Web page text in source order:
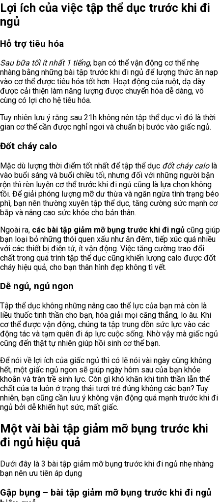
Lợi ích của việc tập thể dục trước khi đi
ngủ
Hỗ trợ tiêu hóa
Sau bữa tối ít nhất 1 tiếng, bạn có thể vận động cơ thể nhẹ
nhàng bằng những bài tập trước khi đi ngủ để lượng thức ăn nạp
vào cơ thể được tiêu hóa tốt hơn. Hoạt động của ruột, dạ dày
được cải thiện làm năng lượng được chuyển hóa dễ dàng, vô
cùng có lợi cho hệ tiêu hóa.
Tuy nhiên lưu ý rằng sau 21h không nên tập thể dục vì đó là thời
gian cơ thể cần được nghỉ ngơi và chuẩn bị bước vào giấc ngủ.
Đốt cháy calo
Mặc dù lượng thời điểm tốt nhất để tập thể dục đốt cháy calolà
vào buổi sáng và buổi chiều tối, nhưng đối với những người bận
rộn thì rèn luyện cơ thể trước khi đi ngủ cũng là lựa chọn không
tồi. Để giải phóng lượng mỡ dư thừa và ngăn ngừa tình trạng béo
phì, bạn nên thường xuyên tập thể dục, tăng cường sức mạnh cơ
bắp và nâng cao sức khỏe cho bản thân.
Ngoài ra, các bài tập giảm mỡ bụng trước khi đi ngủ cũng giúp
bạn loại bỏ những thói quen xấu như ăn đêm, tiếp xúc quá nhiều
với các thiết bị điện tử, ít vận động. Việc tăng cường trao đổi
chất trong quá trình tập thể dục cũng khiến lượng calo được đốt
cháy hiệu quả, cho bạn thân hình đẹp không tì vết.
Dễ ngủ, ngủ ngon
Tập thể dục không những nâng cao thể lực của bạn mà còn là
liều thuốc tinh thần cho bạn, hóa giải mọi căng thẳng, lo âu. Khi
cơ thể được vận động, chúng ta tập trung dồn sức lực vào các
động tác và tạm quên đi áp lực cuộc sống. Nhờ vậy mà giấc ngủ
cũng đến thật tự nhiên giúp hồi sinh cơ thể bạn.
Để nói về lợi ích của giấc ngủ thì có lẽ nói vài ngày cũng không
hết, một giấc ngủ ngon sẽ giúp ngày hôm sau của bạn khỏe
khoắn và tràn trề sinh lực. Còn gì khó khăn khi tinh thần lẫn thể
chất của ta luôn ở trạng thái tươi trẻ đúng không các bạn? Tuy
nhiên, bạn cũng cần lưu ý không vận động quá mạnh trước khi đi
ngủ bởi dễ khiến hụt sức, mất giấc.
Một vài bài tập giảm mỡ bụng trước khi
đi ngủ hiệu quả
Dưới đây là 3 bài tập giảm mỡ bụng trước khi đi ngủ nhẹ nhàng
bạn nên ưu tiên áp dụng
Gập bụng – bài tập giảm mỡ bụng trước khi đi ngủ